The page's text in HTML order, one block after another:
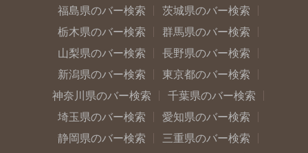
福島県のバー検索
茨城県のバー検索
栃木県のバー検索
群馬県のバー検索
山梨県のバー検索
長野県のバー検索
新潟県のバー検索
東京都のバー検索
神奈川県のバー検索
千葉県のバー検索
埼玉県のバー検索
愛知県のバー検索
静岡県のバー検索
三重県のバー検索